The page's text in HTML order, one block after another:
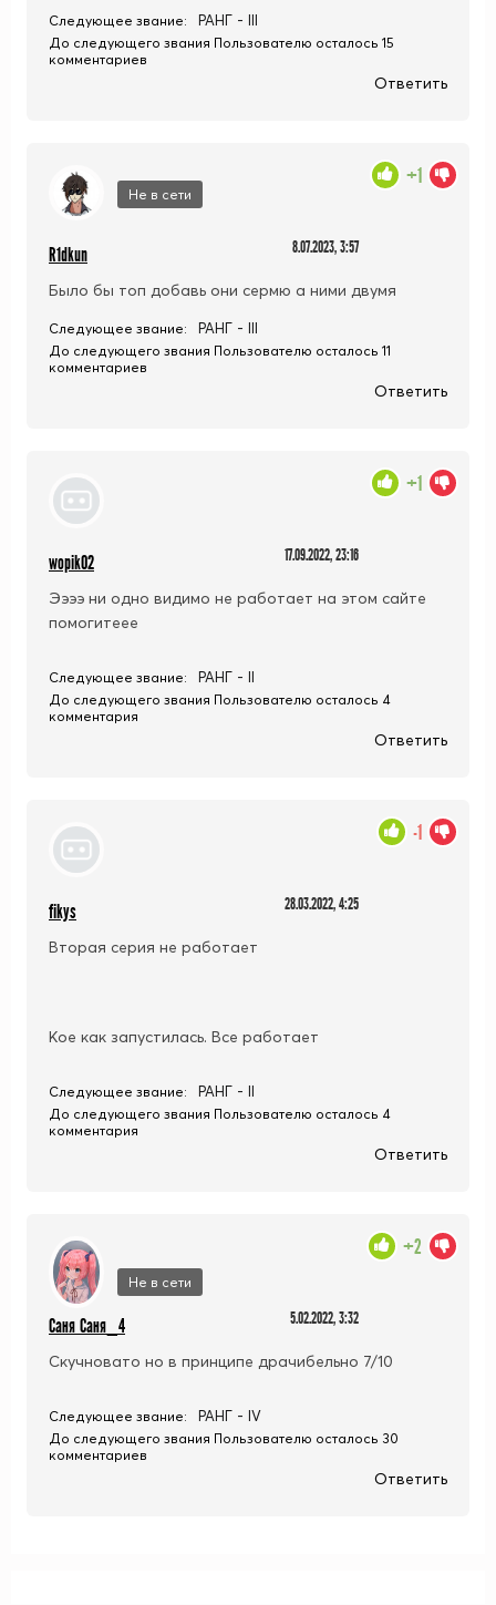
Следующее звание: РАНГ - III
До следующего звания Пользователю осталось 15
комментариев
Ответить
Не в сети
R1dkun 8.07.2023, 3:57
Было бы топ добавь они сермю а ними двумя
+1
Следующее звание: РАНГ - III
До следующего звания Пользователю осталось 11
комментариев
Ответить
wopik02 17.09.2022, 23:16
Ээээ ни одно видимо не работает на этом сайте
помогитеее
+1
Следующее звание: РАНГ - II
До следующего звания Пользователю осталось 4
комментария
Ответить
fikys 28.03.2022, 4:25
Вторая серия не работает
Кое как запустилась. Все работает
-1
Следующее звание: РАНГ - II
До следующего звания Пользователю осталось 4
комментария
Ответить
Не в сети
Саня Саня_4 5.02.2022, 3:32
Скучновато но в принципе драчибельно 7/10
+2
Следующее звание: РАНГ - IV
До следующего звания Пользователю осталось 30
комментариев
Ответить